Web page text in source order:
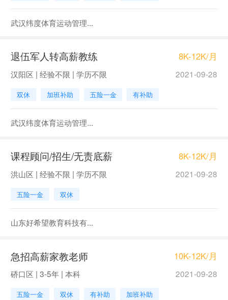
武汉纬度体育运动管理...
退伍军人转高薪教练 8K-12K/月
汉阳区 | 经验不限 | 学历不限 2021-09-28
双休 加班补助 五险一金 有补助
武汉纬度体育运动管理...
课程顾问/招生/无责底薪 8K-12K/月
洪山区 | 经验不限 | 学历不限 2021-09-28
五险一金 双休
山东好希望教育科技有...
急招高薪家教老师 10K-12K/月
硚口区 | 3-5年 | 本科 2021-09-28
五险一金 双休 有补助 加班补助